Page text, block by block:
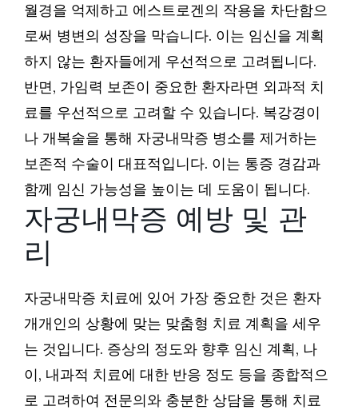
월경을 억제하고 에스트로겐의 작용을 차단함으
로써 병변의 성장을 막습니다. 이는 임신을 계획
하지 않는 환자들에게 우선적으로 고려됩니다.
반면, 가임력 보존이 중요한 환자라면 외과적 치
료를 우선적으로 고려할 수 있습니다. 복강경이
나 개복술을 통해 자궁내막증 병소를 제거하는
보존적 수술이 대표적입니다. 이는 통증 경감과
함께 임신 가능성을 높이는 데 도움이 됩니다.
자궁내막증 예방 및 관
리
자궁내막증 치료에 있어 가장 중요한 것은 환자
개개인의 상황에 맞는 맞춤형 치료 계획을 세우
는 것입니다. 증상의 정도와 향후 임신 계획, 나
이, 내과적 치료에 대한 반응 정도 등을 종합적으
로 고려하여 전문의와 충분한 상담을 통해 치료